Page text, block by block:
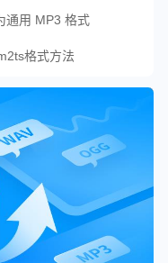
通用 MP3 格式
格式方法